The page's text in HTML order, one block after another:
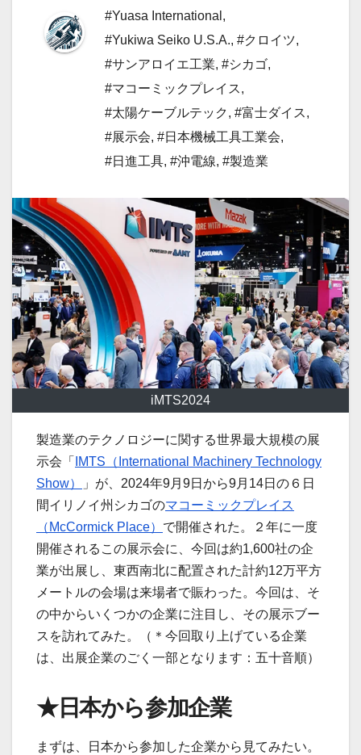
#Yuasa International ,
#Yukiwa Seiko U.S.A., #クロイツ,
#サンアロイエ工業, #シカゴ,
#マコーミックプレイス,
#太陽ケーブルテック , #富士ダイス,
#展示会, #日本機械工具工業会,
#日進工具, #沖電線, #製造業
iMTS2024
製造業のテクノロジーに関する世界最大規模の展
示会「
IMTS（International Machinery Technology
Show）
」が、2024年9月9日から9月14日の６日
間イリノイ州シカゴのマコーミックプレイス
（McCormick Place） で開催された。２年に一度
開催されるこの展示会に、今回は約1,600社の企
業が出展し、東西南北に配置された計約12万平方
メートルの会場は来場者で賑わった。今回は、そ
の中からいくつかの企業に注目し、その展示ブー
スを訪れてみた。（＊今回取り上げている企業
は、出展企業のごく一部となります：五十音順）
★日本から参加企業
まずは、日本から参加した企業から見てみたい。